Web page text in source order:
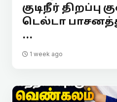
குடிநீர் திறப்பு
டெல்டா
...
1 week ago